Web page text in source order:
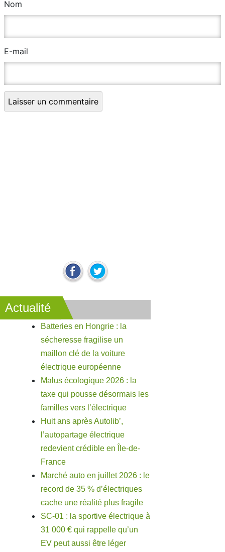
Nom
E-mail
Actualité
Batteries en Hongrie : la
sécheresse fragilise un
maillon clé de la voiture
électrique européenne
Malus écologique 2026 : la
taxe qui pousse désormais les
familles vers l’électrique
Huit ans après Autolib’,
l’autopartage électrique
redevient crédible en Île-de-
France
Marché auto en juillet 2026 : le
record de 35 % d’électriques
cache une réalité plus fragile
SC-01 : la sportive électrique à
31 000 € qui rappelle qu’un
EV peut aussi être léger